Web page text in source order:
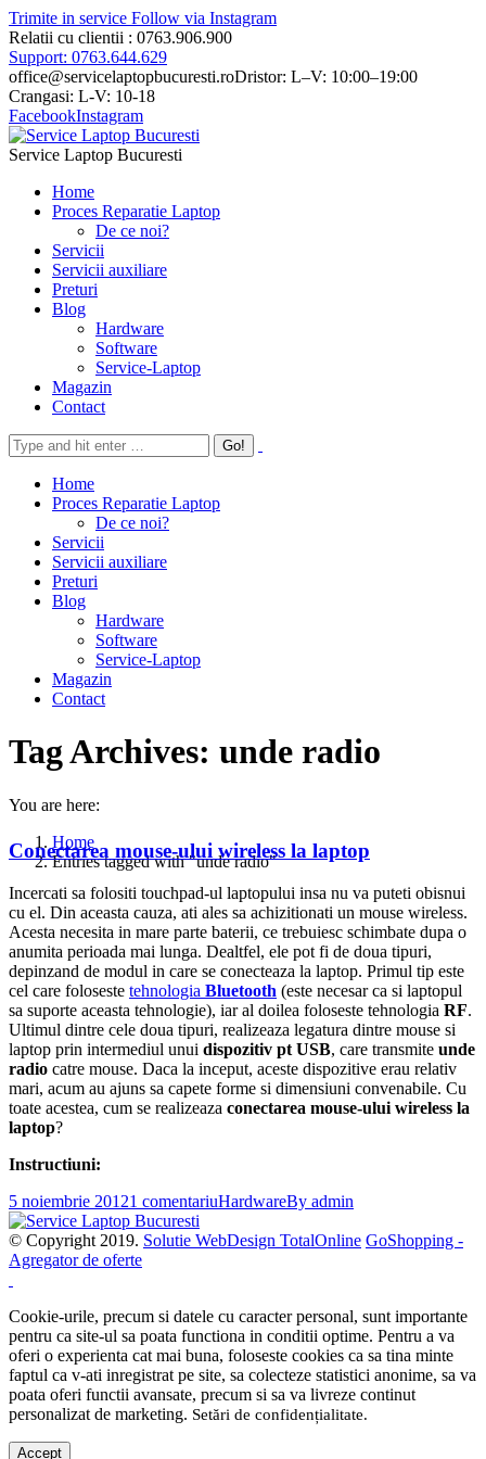
Trimite in service Follow via Instagram
Relatii cu clientii : 0763.906.900
Support: 0763.644.629
office@servicelaptopbucuresti.roDristor: L–V: 10:00–19:00
Crangasi: L-V: 10-18
FacebookInstagram
Service Laptop Bucuresti
Home
Proces Reparatie Laptop
De ce noi?
Servicii
Servicii auxiliare
Preturi
Blog
Hardware
Software
Service-Laptop
Magazin
Contact
Home
Proces Reparatie Laptop
De ce noi?
Servicii
Servicii auxiliare
Preturi
Blog
Hardware
Software
Service-Laptop
Magazin
Contact
Tag Archives: unde radio
You are here:
Home
Entries tagged with "unde radio"
Conectarea mouse-ului wireless la laptop
Incercati sa folositi touchpad-ul laptopului insa nu va puteti obisnui
cu el. Din aceasta cauza, ati ales sa achizitionati un mouse wireless.
Acesta necesita in mare parte baterii, ce trebuiesc schimbate dupa o
anumita perioada mai lunga. Dealtfel, ele pot fi de doua tipuri,
depinzand de modul in care se conecteaza la laptop. Primul tip este
cel care foloseste tehnologia Bluetooth (este necesar ca si laptopul
sa suporte aceasta tehnologie), iar al doilea foloseste tehnologia RF.
Ultimul dintre cele doua tipuri, realizeaza legatura dintre mouse si
laptop prin intermediul unui dispozitiv pt USB, care transmite unde
radio catre mouse. Daca la inceput, aceste dispozitive erau relativ
mari, acum au ajuns sa capete forme si dimensiuni convenabile. Cu
toate acestea, cum se realizeaza conectarea mouse-ului wireless la
laptop?
Instructiuni:
5 noiembrie 20121 comentariuHardwareBy admin
© Copyright 2019. Solutie WebDesign TotalOnline GoShopping -
Agregator de oferte
Cookie-urile, precum si datele cu caracter personal, sunt importante
pentru ca site-ul sa poata functiona in conditii optime. Pentru a va
oferi o experienta cat mai buna, foloseste cookies ca sa tina minte
faptul ca v-ati inregistrat pe site, sa colecteze statistici anonime, sa va
poata oferi functii avansate, precum si sa va livreze continut
personalizat de marketing. Setări de confidențialitate.
Accept